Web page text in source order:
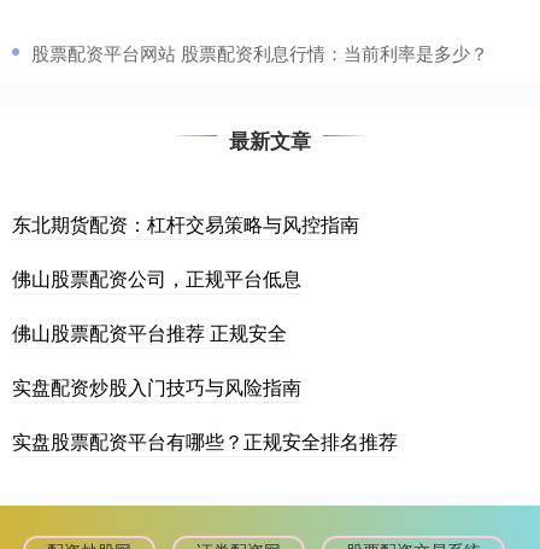
​股票配资平台网站 股票配资利息行情：当前利率是多少？
最新文章
东北期货配资：杠杆交易策略与风控指南
佛山股票配资公司，正规平台低息
佛山股票配资平台推荐 正规安全
实盘配资炒股入门技巧与风险指南
实盘股票配资平台有哪些？正规安全排名推荐